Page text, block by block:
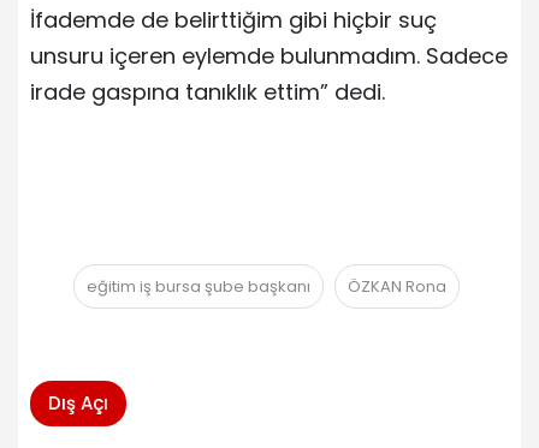
İfademde de belirttiğim gibi hiçbir suç
unsuru içeren eylemde bulunmadım. Sadece
irade gaspına tanıklık ettim” dedi.
eğitim iş bursa şube başkanı ÖZKAN Rona
Dış Açı